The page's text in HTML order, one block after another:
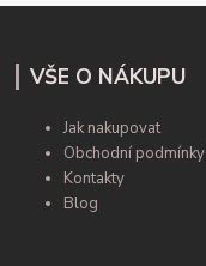
VŠE O NÁKUPU
Jak nakupovat
Obchodní podmínky
Kontakty
Blog